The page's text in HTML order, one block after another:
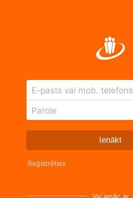
E-pasts vai mob. telefons
Parole
Ienākt
Reģistrēties
Vai ienāc ar